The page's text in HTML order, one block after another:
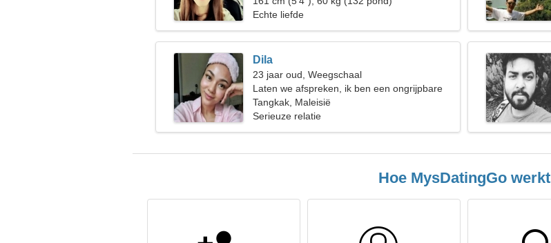
Echte liefde
Dila
23 jaar oud, Weegschaal
Laten we afspreken, ik ben een ongrijpbare
vrouw
Tangkak, Maleisië
Serieuze relatie
Hoe MysDatingGo werkt